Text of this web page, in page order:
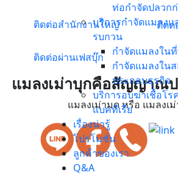
ท่อกำจัดปลวก
บริการกำจัดแมลงแ
รบกวน
กำจัดแมลงใน
กำจัดแมลงใน
ประกอบธุรกิจ
บริการอบฆ่าเชื้อโร
แบคทีเรีย
เรื่องน่ารู้
โปรโมชั่น
ลูกค้าของเรา
Q&A
ติดต่อสำนักงานใหญ่ ติดต่
ติดต่อผ่านเฟสบุ๊ก
แมลงเม่าบุกคือสัญญาณ
แมลงเม่ามด หรือ แมลงเ